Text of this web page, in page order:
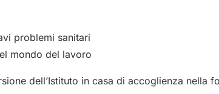
problemi sanitari
mondo del lavoro
dell’Istituto in casa di accoglienza